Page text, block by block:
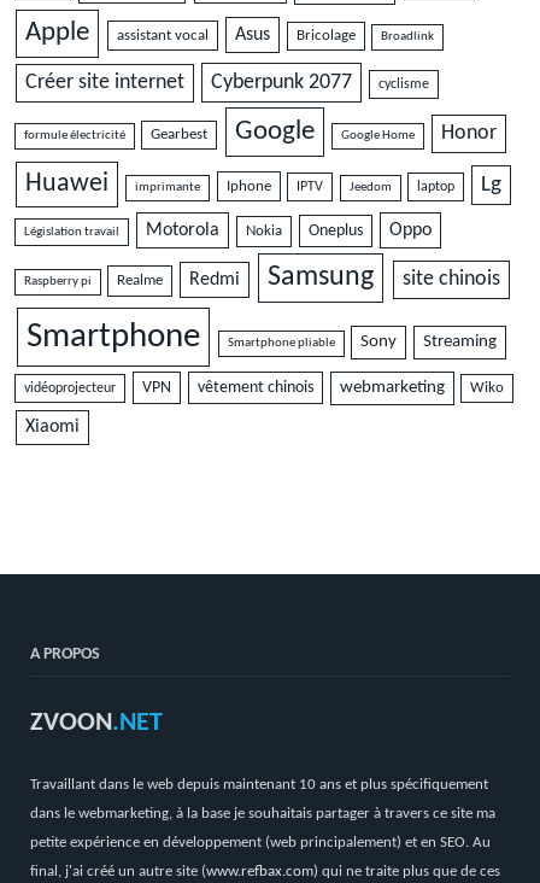
Apple assistant vocal Asus Bricolage Broadlink
Créer site internet Cyberpunk 2077 cyclisme
formule électricité Gearbest Google Google Home Honor
Huawei imprimante Iphone IPTV Jeedom laptop Lg
Législation travail Motorola Nokia Oneplus Oppo
Raspberry pi Realme Redmi Samsung site chinois
Smartphone Smartphone pliable Sony Streaming
vidéoprojecteur VPN vêtement chinois webmarketing Wiko
Xiaomi
A PROPOS
ZVOON.NET
Travaillant dans le web depuis maintenant 10 ans et plus spécifiquement
dans le webmarketing, à la base je souhaitais partager à travers ce site ma
petite expérience en développement (web principalement) et en SEO. Au
final, j'ai créé un autre site (www.refbax.com) qui ne traite plus que de ces